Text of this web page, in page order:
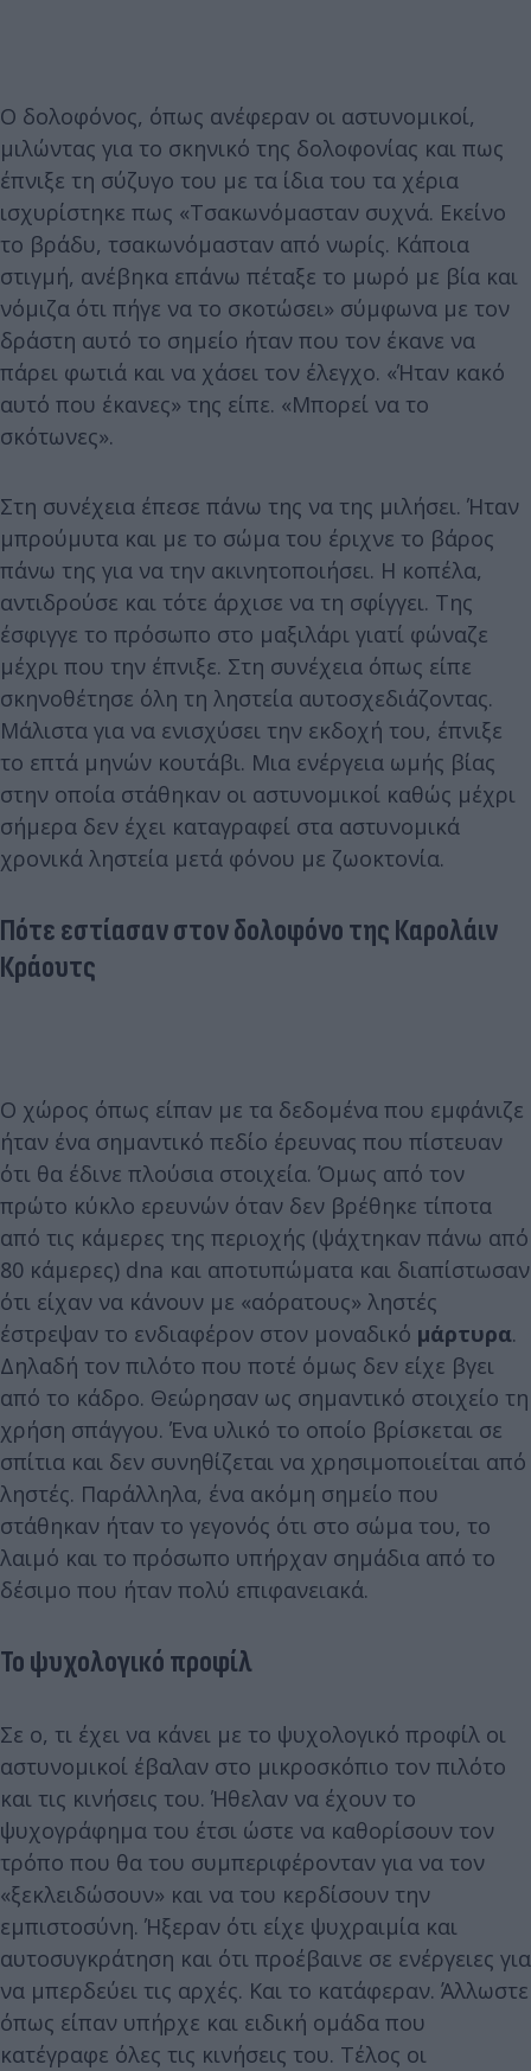
Ο δολοφόνος, όπως ανέφεραν οι αστυνομικοί,
μιλώντας για το σκηνικό της δολοφονίας και πως
έπνιξε τη σύζυγο του με τα ίδια του τα χέρια
ισχυρίστηκε πως «Τσακωνόμασταν συχνά. Εκείνο
το βράδυ, τσακωνόμασταν από νωρίς. Κάποια
στιγμή, ανέβηκα επάνω πέταξε το μωρό με βία και
νόμιζα ότι πήγε να το σκοτώσει» σύμφωνα με τον
δράστη αυτό το σημείο ήταν που τον έκανε να
πάρει φωτιά και να χάσει τον έλεγχο. «Ήταν κακό
αυτό που έκανες» της είπε. «Μπορεί να το
σκότωνες».
Στη συνέχεια έπεσε πάνω της να της μιλήσει. Ήταν
μπρούμυτα και με το σώμα του έριχνε το βάρος
πάνω της για να την ακινητοποιήσει. Η κοπέλα,
αντιδρούσε και τότε άρχισε να τη σφίγγει. Της
έσφιγγε το πρόσωπο στο μαξιλάρι γιατί φώναζε
μέχρι που την έπνιξε. Στη συνέχεια όπως είπε
σκηνοθέτησε όλη τη ληστεία αυτοσχεδιάζοντας.
Μάλιστα για να ενισχύσει την εκδοχή του, έπνιξε
το επτά μηνών κουτάβι. Μια ενέργεια ωμής βίας
στην οποία στάθηκαν οι αστυνομικοί καθώς μέχρι
σήμερα δεν έχει καταγραφεί στα αστυνομικά
χρονικά ληστεία μετά φόνου με ζωοκτονία.
Πότε εστίασαν στον δολοφόνο της Καρολάιν
Κράουτς
Ο χώρος όπως είπαν με τα δεδομένα που εμφάνιζε
ήταν ένα σημαντικό πεδίο έρευνας που πίστευαν
ότι θα έδινε πλούσια στοιχεία. Όμως από τον
πρώτο κύκλο ερευνών όταν δεν βρέθηκε τίποτα
από τις κάμερες της περιοχής (ψάχτηκαν πάνω από
80 κάμερες) dna και αποτυπώματα και διαπίστωσαν
ότι είχαν να κάνουν με «αόρατους» ληστές
έστρεψαν το ενδιαφέρον στον μοναδικό μάρτυρα.
Δηλαδή τον πιλότο που ποτέ όμως δεν είχε βγει
από το κάδρο. Θεώρησαν ως σημαντικό στοιχείο τη
χρήση σπάγγου. Ένα υλικό το οποίο βρίσκεται σε
σπίτια και δεν συνηθίζεται να χρησιμοποιείται από
ληστές. Παράλληλα, ένα ακόμη σημείο που
στάθηκαν ήταν το γεγονός ότι στο σώμα του, το
λαιμό και το πρόσωπο υπήρχαν σημάδια από το
δέσιμο που ήταν πολύ επιφανειακά.
Το ψυχολογικό προφίλ
Σε ο, τι έχει να κάνει με το ψυχολογικό προφίλ οι
αστυνομικοί έβαλαν στο μικροσκόπιο τον πιλότο
και τις κινήσεις του. Ήθελαν να έχουν το
ψυχογράφημα του έτσι ώστε να καθορίσουν τον
τρόπο που θα του συμπεριφέρονταν για να τον
«ξεκλειδώσουν» και να του κερδίσουν την
εμπιστοσύνη. Ήξεραν ότι είχε ψυχραιμία και
αυτοσυγκράτηση και ότι προέβαινε σε ενέργειες για
να μπερδεύει τις αρχές. Και το κατάφεραν. Άλλωστε
όπως είπαν υπήρχε και ειδική ομάδα που
κατέγραφε όλες τις κινήσεις του. Τέλος οι